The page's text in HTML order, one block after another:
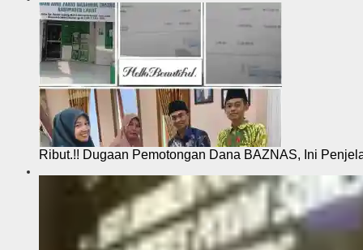
Ribut.!! Dugaan Pemotongan Dana BAZNAS, Ini